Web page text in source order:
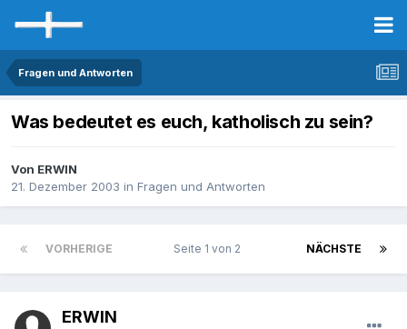
Fragen und Antworten
Was bedeutet es euch, katholisch zu sein?
Von ERWIN
21. Dezember 2003 in Fragen und Antworten
VORHERIGE NÄCHSTE
Seite 1 von 2
ERWIN